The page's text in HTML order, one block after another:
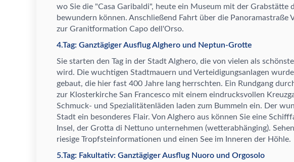
wo Sie die "Casa Garibaldi", heute ein Museum mit der Grabstätte
bewundern können. Anschließend Fahrt über die Panoramastraße
zur Granitformation Capo dell'Orso.
4.Tag: Ganztägiger Ausflug Alghero und Neptun-Grotte
Sie starten den Tag in der Stadt Alghero, die von vielen als schö
wird. Die wuchtigen Stadtmauern und Verteidigungsanlagen
gebaut, die hier fast 400 Jahre lang herrschten. Ein Rundgang
zur Klosterkirche San Francesco mit einem eindrucksvollen
Schmuck- und Spezialitätenl äden laden zum Bummeln ein. Der
Stadt ein besonderes Flair. Von Alghero aus können Sie eine
Insel, der Grotta di Nettuno unternehmen (wetterabhänging).
riesige Tropfsteinformationen und einen See im Inneren der Höhle.
5.Tag: Fakultativ: Ganztägiger Ausflug Nuoro und Orgosolo